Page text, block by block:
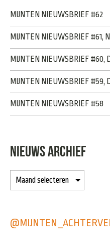
MIJNTEN NIEUWSBRIEF #62
MIJNTEN NIEUWSBRIEF #61,
MIJNTEN NIEUWSBRIEF #60,
MIJNTEN NIEUWSBRIEF #59,
MIJNTEN NIEUWSBRIEF #58
NIEUWS ARCHIEF